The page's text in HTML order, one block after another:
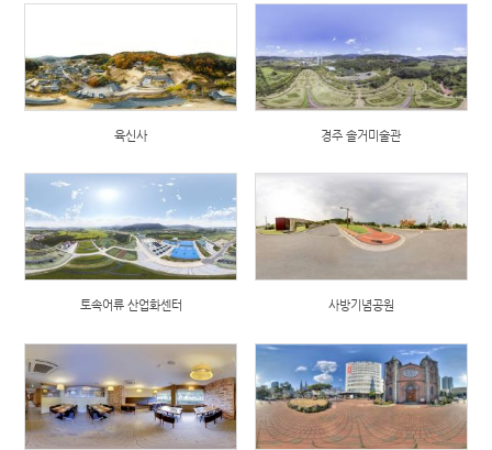
육신사 경주 솔거미술관
토속어류 산업화센터 사방기념공원